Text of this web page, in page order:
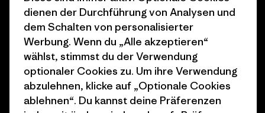
1% For The Planet
Wie wir finanzieren
Geschenkgutscheine
Stores in deiner Nähe
Industry program
Affiliate-Programm
Patagonia Schweiz
Seitenverzeichnis
dienen der Durchführung von Analysen und
dem Schalten von personalisierter
Werbung. Wenn du „Alle akzeptieren“
wählst, stimmst du der Verwendung
optionaler Cookies zu. Um ihre Verwendung
abzulehnen, klicke auf „Optionale Cookies
ablehnen“. Du kannst deine Präferenzen